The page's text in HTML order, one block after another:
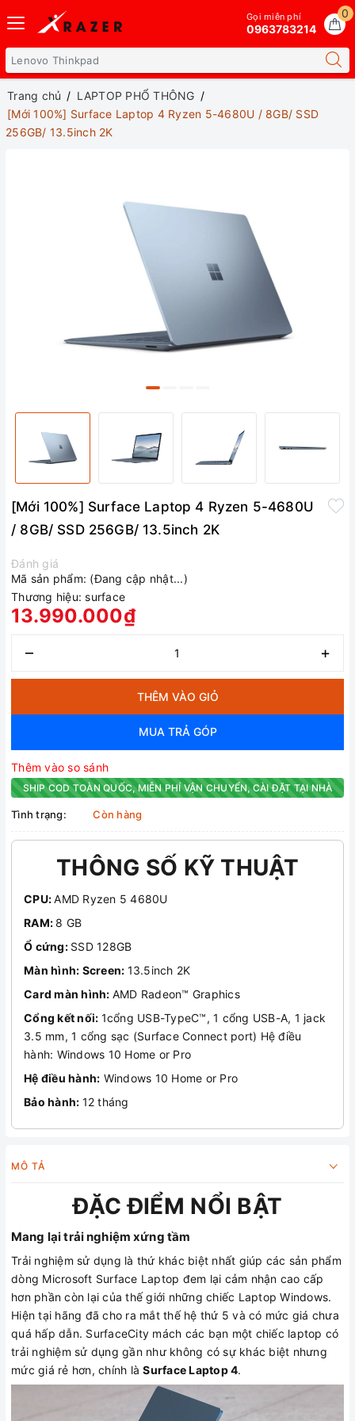
0
Gọi miễn phí
0963783214
Trang chủ
LAPTOP PHỔ THÔNG
[Mới 100%] Surface Laptop 4 Ryzen 5-4680U / 8GB/ SSD
256GB/ 13.5inch 2K
[Mới 100%] Surface Laptop 4 Ryzen 5-4680U
/ 8GB/ SSD 256GB/ 13.5inch 2K
Đánh giá
Mã sản phẩm: (Đang cập nhật...)
Thương hiệu: surface
13.990.000₫
– +
THÊM VÀO GIỎ
MUA TRẢ GÓP
Thêm vào so sánh
SHIP COD TOÀN QUỐC, MIỄN PHÍ VẬN CHUYỂN, CÀI ĐẶT TẠI NHÀ
Tình trạng: Còn hàng
THÔNG SỐ KỸ THUẬT
CPU:AMD Ryzen 5 4680U
RAM: 8 GB
Ổ cứng: SSD 128GB
Màn hình: Screen: 13.5inch 2K
Card màn hình: AMD Radeon™ Graphics
Cổng kết nối: 1cổng USB-TypeC™, 1 cổng USB-A, 1 jack
3.5 mm, 1 cổng sạc (Surface Connect port) Hệ điều
hành: Windows 10 Home or Pro
Hệ điều hành: Windows 10 Home or Pro
Bảo hành: 12 tháng
MÔ TẢ
ĐẶC ĐIỂM NỔI BẬT
Mang lại trải nghiệm xứng tầm
Trải nghiệm sử dụng là thứ khác biệt nhất giúp các sản phẩm
dòng Microsoft Surface Laptop đem lại cảm nhận cao cấp
hơn phần còn lại của thế giới những chiếc Laptop Windows.
Hiện tại hãng đã cho ra mắt thế hệ thứ 5 và có mức giá chưa
quá hấp dẫn. SurfaceCity mách các bạn một chiếc laptop có
trải nghiệm sử dụng gần như không có sự khác biệt nhưng
mức giá rẻ hơn, chính làSurface Laptop 4.